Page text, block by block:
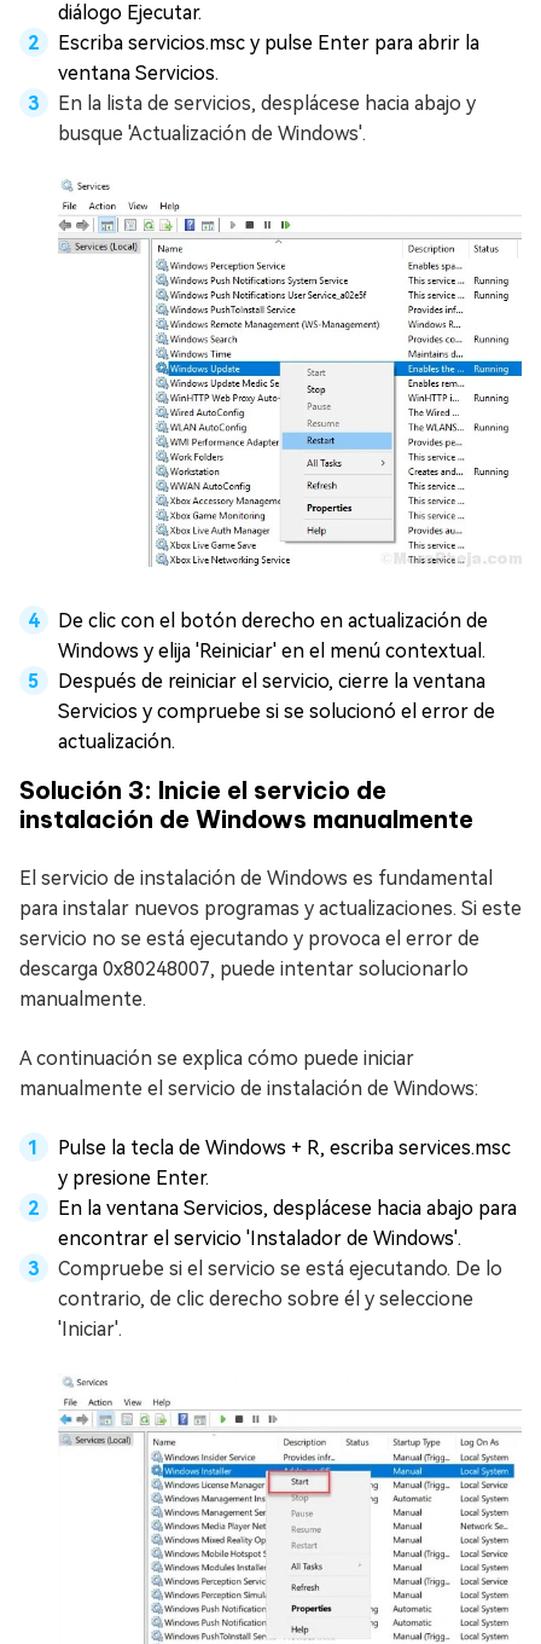
diálogo Ejecutar.
Escriba servicios.msc y pulse Enter para abrir la
ventana Servicios.
En la lista de servicios, desplácese hacia abajo y
busque 'Actualización de Windows'.
De clic con el botón derecho en actualización de
Windows y elija 'Reiniciar' en el menú contextual.
Después de reiniciar el servicio, cierre la ventana
Servicios y compruebe si se solucionó el error de
actualización.
Solución 3: Inicie el servicio de
instalación de Windows manualmente
El servicio de instalación de Windows es fundamental
para instalar nuevos programas y actualizaciones. Si este
servicio no se está ejecutando y provoca el error de
descarga 0x80248007, puede intentar solucionarlo
manualmente.
A continuación se explica cómo puede iniciar
manualmente el servicio de instalación de Windows:
Pulse la tecla de Windows + R, escriba services.msc
y presione Enter.
En la ventana Servicios, desplácese hacia abajo para
encontrar el servicio 'Instalador de Windows'.
Compruebe si el servicio se está ejecutando. De lo
contrario, de clic derecho sobre él y seleccione
'Iniciar'.